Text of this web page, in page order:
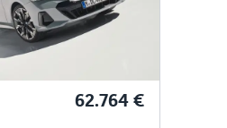
62.764 €